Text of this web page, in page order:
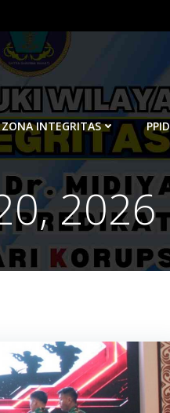
ZONA INTEGRITAS PPID
2026